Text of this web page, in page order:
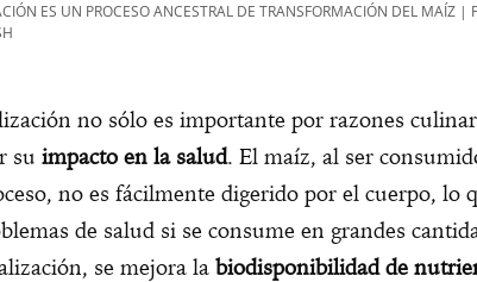
ES UN PROCESO ANCESTRAL DE TRANSFORMACIÓN DEL MAÍZ |
no sólo es importante por razones
su impacto en la salud. El maíz, al ser
no es fácilmente digerido por el cuerpo, lo
de salud si se consume en grandes
se mejora la biodisponibilidad de